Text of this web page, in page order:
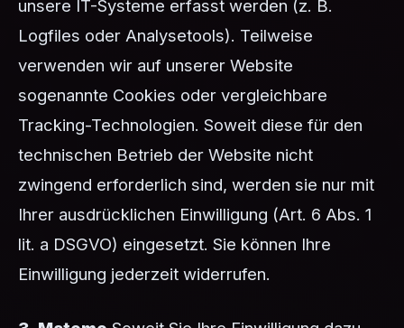
unsere IT-Systeme erfasst werden (z. B.
Logfiles oder Analysetools). Teilweise
verwenden wir auf unserer Website
sogenannte Cookies oder vergleichbare
Tracking-Technologien. Soweit diese für den
technischen Betrieb der Website nicht
zwingend erforderlich sind, werden sie nur mit
Ihrer ausdrücklichen Einwilligung (Art. 6 Abs. 1
lit. a DSGVO) eingesetzt. Sie können Ihre
Einwilligung jederzeit widerrufen.